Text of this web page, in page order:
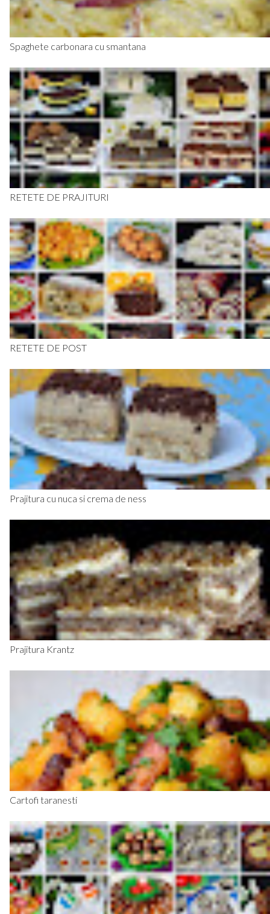
Spaghete carbonara cu smantana
RETETE DE PRAJITURI
RETETE DE POST
Prajitura cu nuca si crema de ness
Prajitura Krantz
Cartofi taranesti